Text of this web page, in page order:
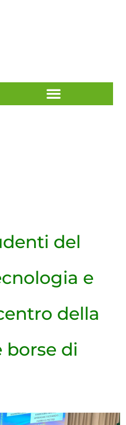
del
e
della
borse di